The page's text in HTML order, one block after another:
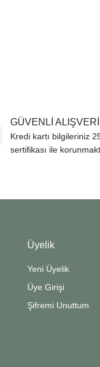
GÜVENLİ
Kredi kartı bilgileriniz
sertifikası ile
Üyelik
Yeni Üyelik
Üye Girişi
Şifremi Unuttum